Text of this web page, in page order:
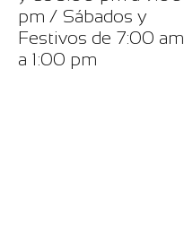
pm / Sábados y
Festivos de 7:00 am
a 1:00 pm